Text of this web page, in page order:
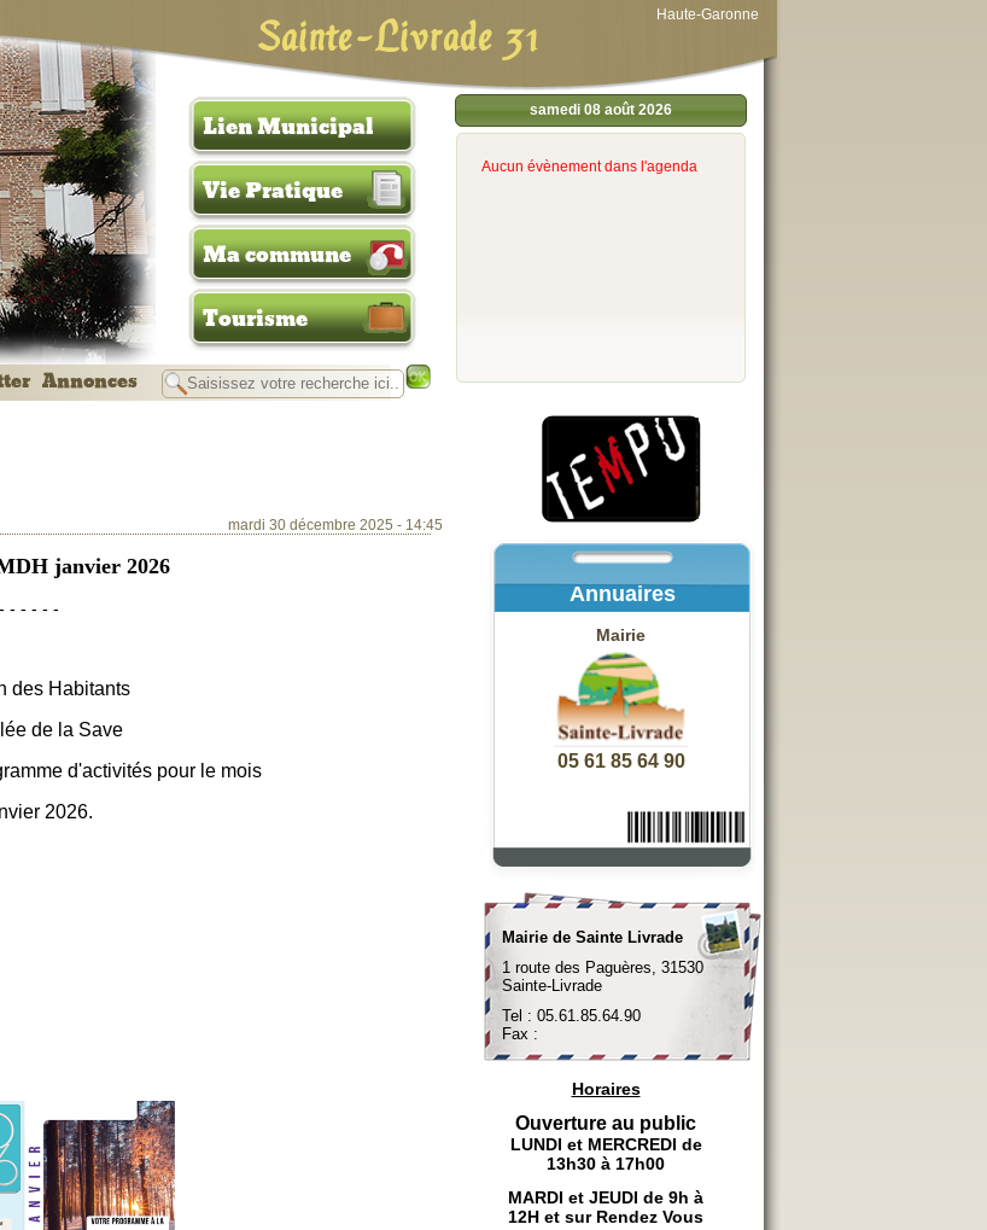
Sainte-Livrade 31 Haute-Garonne
Annonces
Lien Municipal
Vie Pratique
Ma commune
Tourisme
samedi 08 août 2026
Aucun évènement dans l'agenda
mardi 30 décembre 2025 - 14:45
janvier 2026
- - - - -
des Habitants
de la Save
d'activités pour le mois
2026.
Annuaires
Mairie
05 61 85 64 90
Mairie de Sainte Livrade
1 route des Paguères, 31530
Sainte-Livrade
Tel : 05.61.85.64.90
Fax :
Horaires
Ouverture au public
LUNDI et MERCREDI de
13h30 à 17h00
MARDI et JEUDI de 9h à
12H et sur Rendez Vous